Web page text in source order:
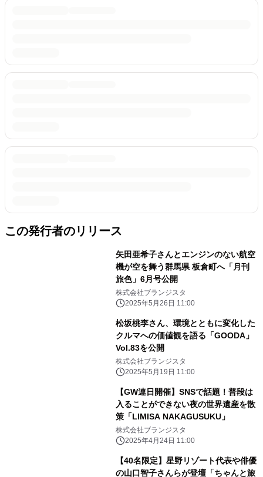
この発行者のリリース
矢田亜希子さんとエンジンのない航空
機が空を舞う群馬県 板倉町へ「月刊
旅色」6月号公開
株式会社ブランジスタ
2025年5月26日 11:00
松坂桃李さん、環境とともに変化した
クルマへの価値観を語る「GOODA」
Vol.83を公開
株式会社ブランジスタ
2025年5月19日 11:00
【GW連日開催】SNSで話題！普段は
入ることができない夜の世界遺産を散
策「LIMISA NAKAGUSUKU」
株式会社ブランジスタ
2025年4月24日 11:00
【40名限定】星野リゾート代表や俳優
の山口智子さんらが登壇「ちゃんと旅